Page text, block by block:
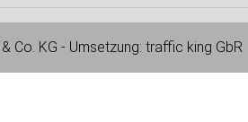
Co. KG - Umsetzung: traffic king GbR